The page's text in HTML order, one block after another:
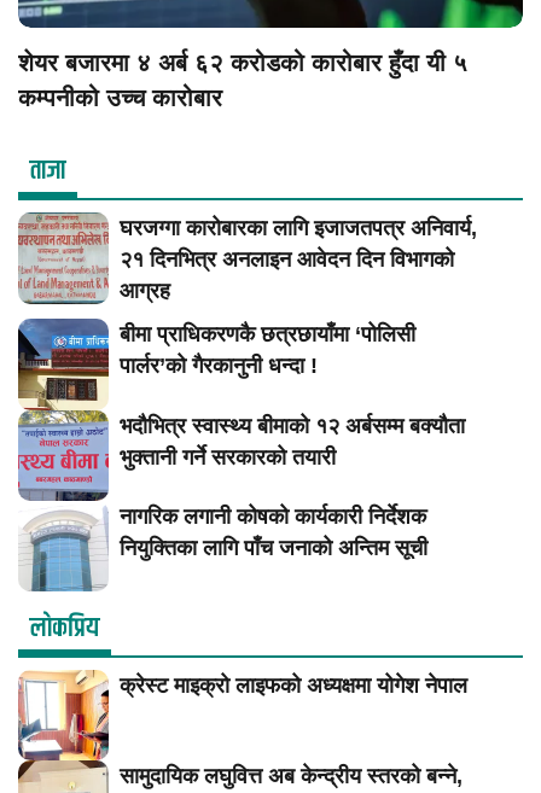
शेयर बजारमा ४ अर्ब ६२ करोडको कारोबार हुँदा यी ५
कम्पनीको उच्च कारोबार
ताजा
घरजग्गा कारोबारका लागि इजाजतपत्र अनिवार्य,
२१ दिनभित्र अनलाइन आवेदन दिन विभागको
आग्रह
बीमा प्राधिकरणकै छत्रछायाँमा ‘पोलिसी
पार्लर’को गैरकानुनी धन्दा !
भदौभित्र स्वास्थ्य बीमाको १२ अर्बसम्म बक्यौता
भुक्तानी गर्ने सरकारको तयारी
नागरिक लगानी कोषको कार्यकारी निर्देशक
नियुक्तिका लागि पाँच जनाको अन्तिम सूची
लाेकप्रिय
क्रेस्ट माइक्रो लाइफको अध्यक्षमा योगेश नेपाल
सामुदायिक लघुवित्त अब केन्द्रीय स्तरको बन्ने,